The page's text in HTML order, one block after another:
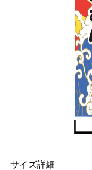
サイズ詳細